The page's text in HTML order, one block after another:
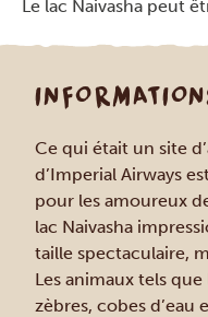
Le lac Naivasha peut
Ce qui était un site
d’Imperial Airways
pour les amoureux
lac Naivasha
taille spectaculaire,
Les animaux tels
zèbres, cobes